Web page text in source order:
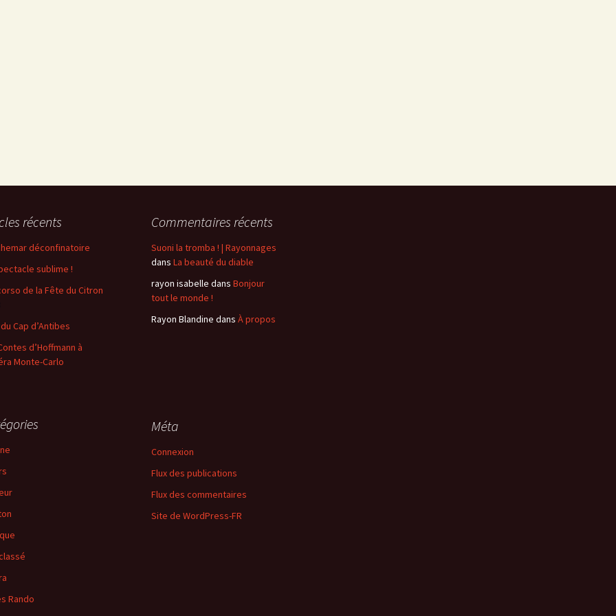
récents
déconfinatoire
sublime !
de la Fête du Citron
Cap d’Antibes
d’Hoffmann à
Monte-Carlo
Commentaires récents
Suoni la tromba ! | Rayonnages
dans La beauté du diable
rayon isabelle dans Bonjour
tout le monde !
Rayon Blandine dans À propos
Rando
Méta
Connexion
Flux des publications
Flux des commentaires
Site de WordPress-FR